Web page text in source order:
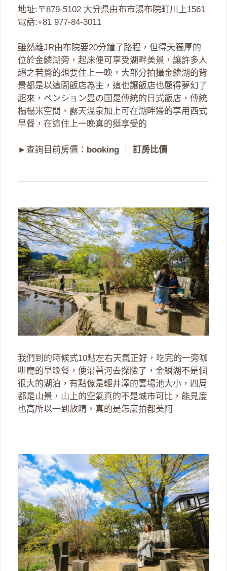
地址:〒879-5102 大分県由布市湯布院町川上1561
電話:+81 977-84-3011
雖然離JR由布院要20分鐘了路程，但得天獨厚的
位於金鱗湖旁，起床便可享受湖畔美景，讓許多人
趨之若鶩的想要住上一晚，大部分拍攝金鱗湖的背
景都是以這間飯店為主，這也讓飯店也顯得夢幻了
起來，ペンション豊の国是傳統的日式飯店，傳統
榻榻米空間、露天溫泉加上可在湖畔邊的享用西式
早餐，在這住上一晚真的挺享受的
►查詢目前房價： booking 訂房比價
我們到的時候式10點左右天氣正好，吃完的一旁咖
啡廳的早晚餐，便沿著河去探險了，金鱗湖不是個
很大的湖泊，有點像是輕井澤的雲場池大小，四周
都是山景，山上的空氣真的不是城市可比，能見度
也高所以一到放晴，真的是怎麼拍都美阿